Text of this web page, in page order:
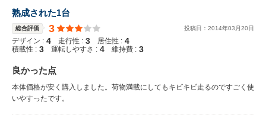
熟成された1台
総合評価 3 投稿日： 2014年03 月20日
デザイン : 4 走行性 : 3 居住性 : 4
積載性 : 3 運転しやすさ : 4 維持費 : 3
良かった点
本体価格が安く購入しました。荷物満載にしてもキビキビ走るのですごく使
いやすったです。